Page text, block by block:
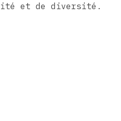
et de diversité.